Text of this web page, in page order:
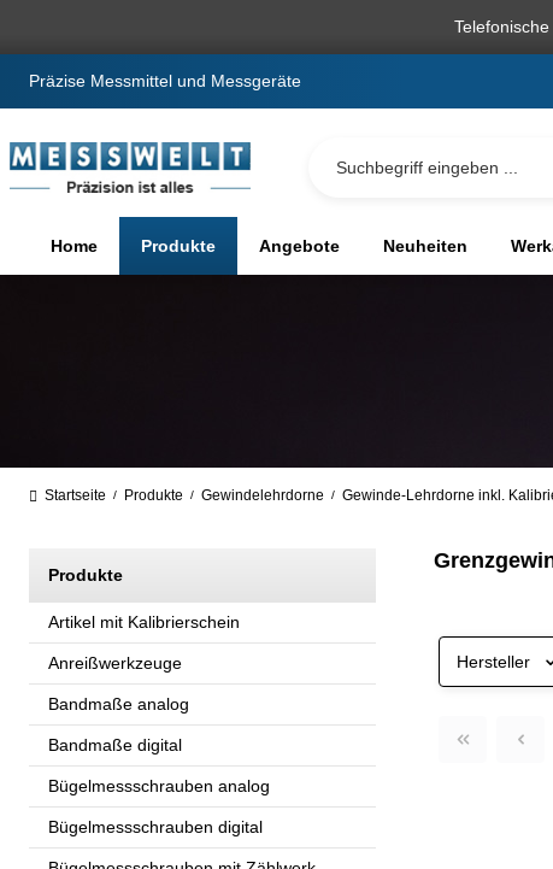
Präzise Messmittel und Messgeräte
Home Produkte Angebote Neuheiten
Startseite / Produkte / Gewindelehrdorne / Gewinde-Lehrdorne inkl.
Produkte
Artikel mit Kalibrierschein
Anreißwerkzeuge
Bandmaße analog
Bandmaße digital
Bügelmessschrauben analog
Bügelmessschrauben digital
Hersteller